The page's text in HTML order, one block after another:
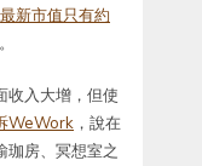
最新市值只有約
收入大增，但使
WeWork ，說在
珈房、冥想室之